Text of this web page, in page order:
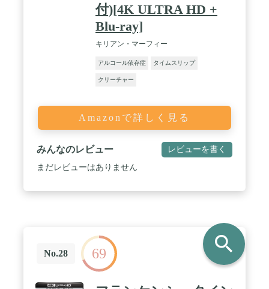
付)[4K ULTRA HD +
Blu-ray]
キリアン・マーフィー
アルコール依存症 タイムスリップ
クリーチャー
Amazonで詳しく見る
みんなのレビュー レビューを書く
まだレビューはありません
No.28 69 search